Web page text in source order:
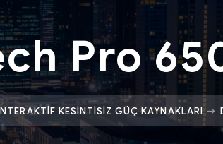
Pro
KESINTISIZ GÜÇ KAYNAKLARI